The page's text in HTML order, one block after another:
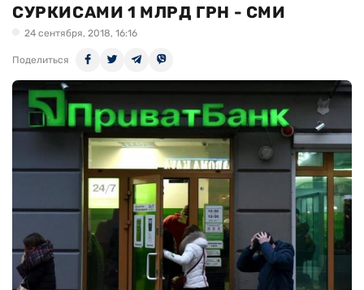
СУРКИСАМИ 1 МЛРД ГРН - СМИ
24 сентября, 2018, 16:16
Поделиться